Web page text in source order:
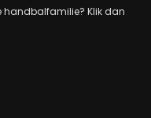
handbalfamilie? Klik dan